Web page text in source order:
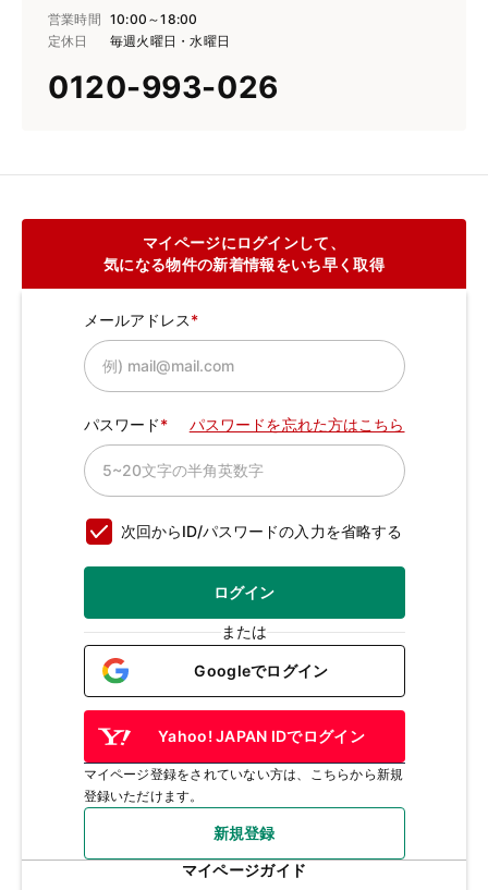
営業時間 10:00～18:00
定休日
毎週火曜日・水曜日
0120-993-026
マイページにログインして、
気になる物件の新着情報をいち早く取得
メールアドレス
パスワード パスワードを忘れた方はこちら
次回からID/パスワードの入力を省略する
ログイン
または
Googleでログイン
Yahoo! JAPAN IDでログイン
マイページ登録をされていない方は、こちらから新規
登録いただけます。
新規登録
マイページガイド